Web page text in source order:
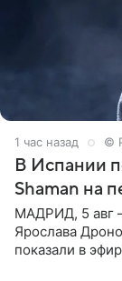
1 час назад ©
В Испании
Shaman на
МАДРИД, 5 авг
Ярослава
показали в